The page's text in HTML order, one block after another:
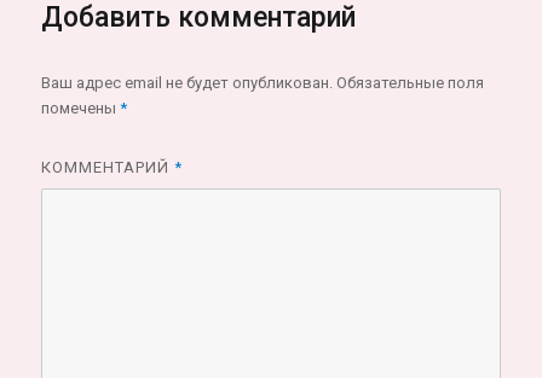
Добавить комментарий
Ваш адрес email не будет опубликован. Обязательные поля
помечены*
КОММЕНТАРИЙ*